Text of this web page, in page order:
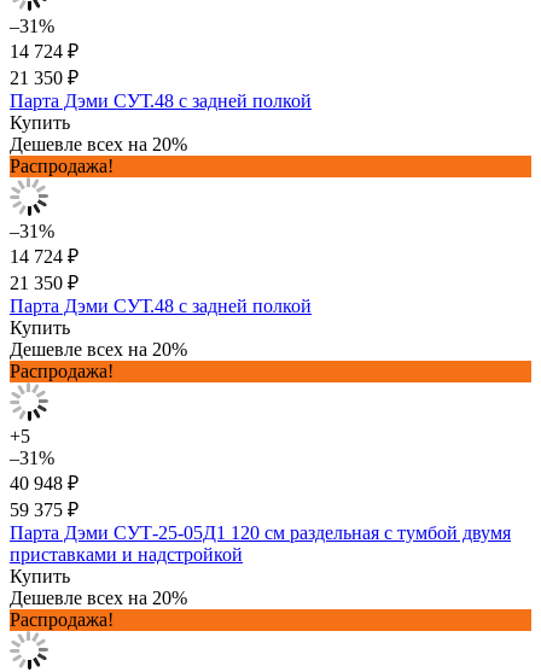
–31%
14 724 ₽
21 350 ₽
Парта Дэми СУТ.48 с задней полкой
Купить
Дешевле всех на 20%
Распродажа!
–31%
14 724 ₽
21 350 ₽
Парта Дэми СУТ.48 с задней полкой
Купить
Дешевле всех на 20%
Распродажа!
+5
–31%
40 948 ₽
59 375 ₽
Парта Дэми СУТ-25-05Д1 120 см раздельная с тумбой двумя
приставками и надстройкой
Купить
Дешевле всех на 20%
Распродажа!